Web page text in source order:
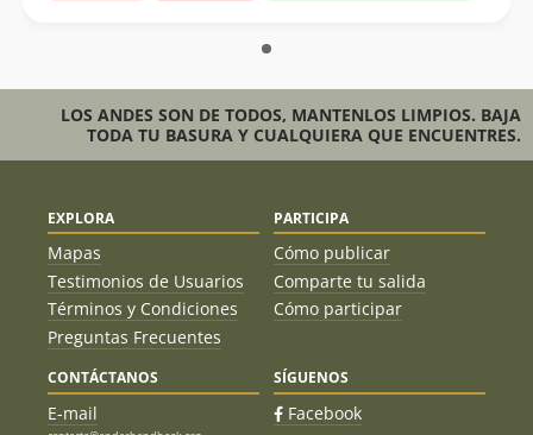
LOS ANDES SON DE TODOS, MANTENLOS LIMPIOS. BAJA
TODA TU BASURA Y CUALQUIERA QUE ENCUENTRES.
EXPLORA
Mapas
Testimonios de Usuarios
Términos y Condiciones
Preguntas Frecuentes
PARTICIPA
Cómo publicar
Comparte tu salida
Cómo participar
CONTÁCTANOS
E-mail
SÍGUENOS
Facebook